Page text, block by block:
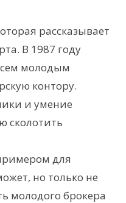
рассказывает
В 1987 году
молодым
контору.
и умение
сколотить
для
но только не
молодого брокера